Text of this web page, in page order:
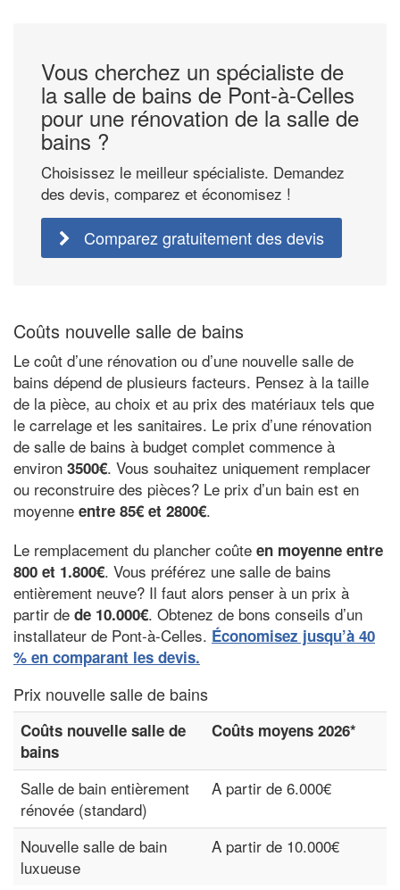
Vous cherchez un spécialiste de
la salle de bains de Pont-à-Celles
pour une rénovation de la salle de
bains ?
Choisissez le meilleur spécialiste. Demandez
des devis, comparez et économisez !
Comparez gratuitement des devis
Coûts nouvelle salle de bains
Le coût d’une rénovation ou d’une nouvelle salle de
bains dépend de plusieurs facteurs. Pensez à la taille
de la pièce, au choix et au prix des matériaux tels que
le carrelage et les sanitaires. Le prix d’une rénovation
de salle de bains à budget complet commence à
environ 3500€. Vous souhaitez uniquement remplacer
ou reconstruire des pièces? Le prix d’un bain est en
moyenne entre 85€ et 2800€.
Le remplacement du plancher coûte en moyenne entre
800 et 1.800€. Vous préférez une salle de bains
entièrement neuve? Il faut alors penser à un prix à
partir de de 10.000€. Obtenez de bons conseils d’un
installateur de Pont-à-Celles. Économisez jusqu’à 40
% en comparant les devis.
Prix nouvelle salle de bains
Coûts nouvelle salle de
bains
Coûts moyens 2026*
Salle de bain entièrement
rénovée (standard)
A partir de 6.000€
Nouvelle salle de bain
luxueuse
A partir de 10.000€